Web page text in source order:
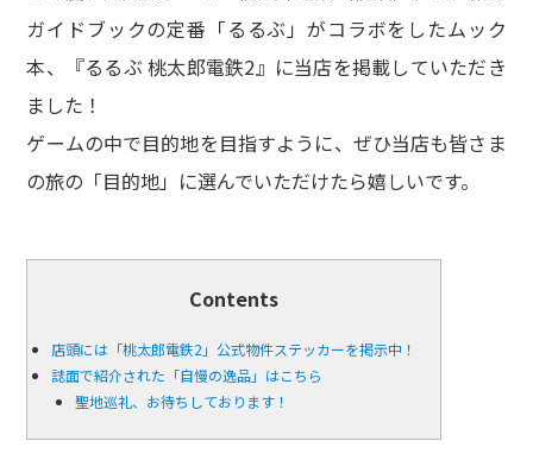
ガイドブックの定番「るるぶ」がコラボをしたムック
本、『るるぶ 桃太郎電鉄2』に当店を掲載していただき
ました！
ゲームの中で目的地を目指すように、ぜひ当店も皆さま
の旅の「目的地」に選んでいただけたら嬉しいです。
Contents
店頭には「桃太郎電鉄2」公式物件ステッカーを掲示中！
誌面で紹介された「自慢の逸品」はこちら
聖地巡礼、お待ちしております！